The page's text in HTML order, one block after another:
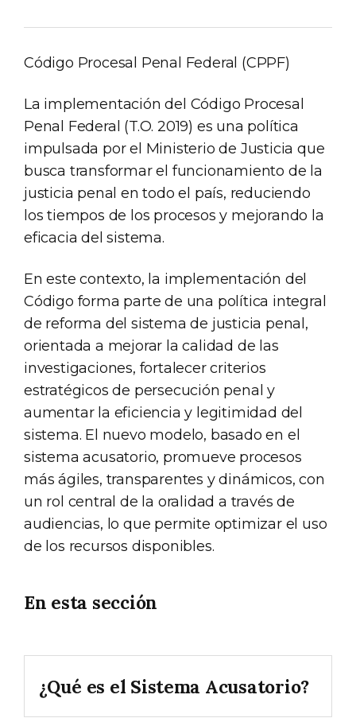
Código Procesal Penal Federal (CPPF)
La implementación del Código Procesal
Penal Federal (T.O. 2019) es una política
impulsada por el Ministerio de Justicia que
busca transformar el funcionamiento de la
justicia penal en todo el país, reduciendo
los tiempos de los procesos y mejorando la
eficacia del sistema.
En este contexto, la implementación del
Código forma parte de una política integral
de reforma del sistema de justicia penal,
orientada a mejorar la calidad de las
investigaciones, fortalecer criterios
estratégicos de persecución penal y
aumentar la eficiencia y legitimidad del
sistema. El nuevo modelo, basado en el
sistema acusatorio, promueve procesos
más ágiles, transparentes y dinámicos, con
un rol central de la oralidad a través de
audiencias, lo que permite optimizar el uso
de los recursos disponibles.
En esta sección
¿Qué es el Sistema Acusatorio?